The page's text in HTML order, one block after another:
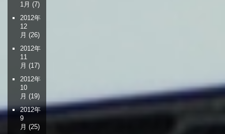
1月 (7)
2012年
12
月 (26)
2012年
11
月 (17)
2012年
10
月 (19)
2012年
9
月 (25)